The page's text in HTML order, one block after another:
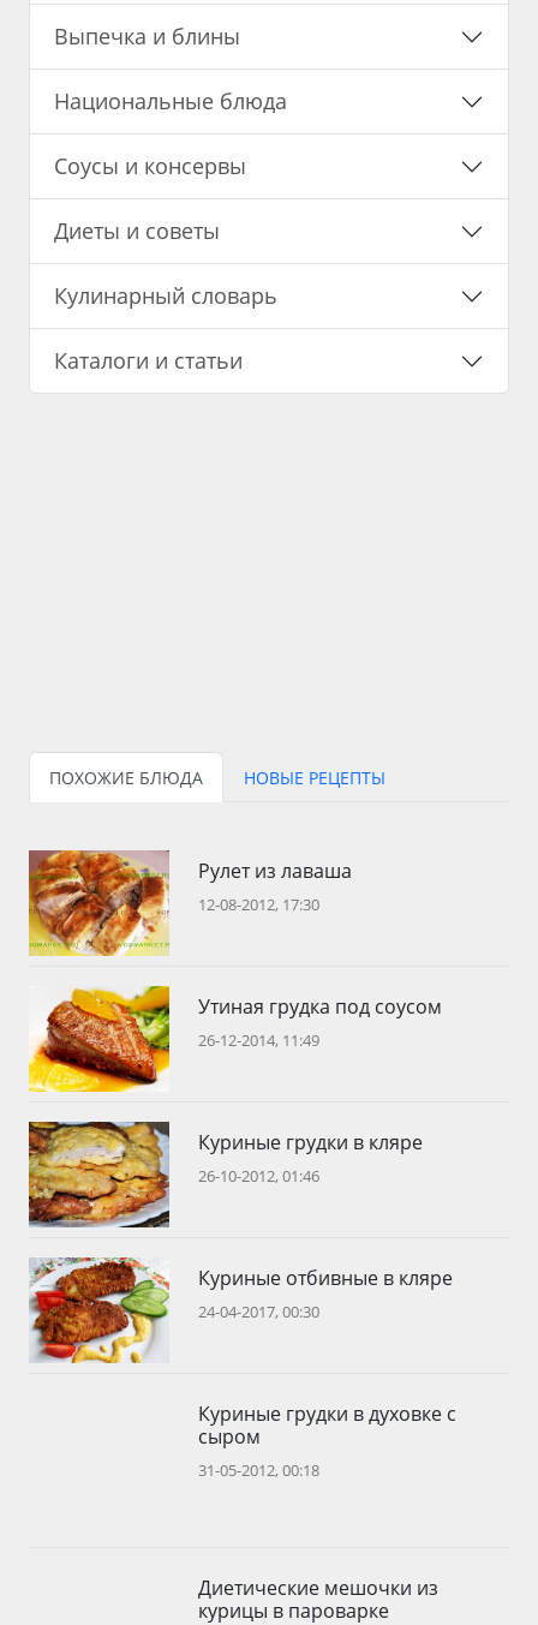
Выпечка и блины
Национальные блюда
Соусы и консервы
Диеты и советы
Кулинарный словарь
Каталоги и статьи
ПОХОЖИЕ БЛЮДА НОВЫЕ РЕЦЕПТЫ
Рулет из лаваша
12-08-2012, 17:30
Утиная грудка под соусом
26-12-2014, 11:49
Куриные грудки в кляре
26-10-2012, 01:46
Куриные отбивные в кляре
24-04-2017, 00:30
Куриные грудки в духовке с
сыром
31-05-2012, 00:18
Диетические мешочки из
курицы в пароварке